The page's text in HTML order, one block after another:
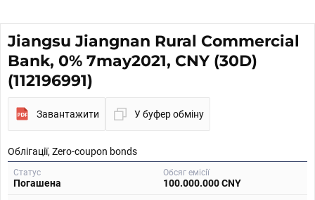
Jiangsu Jiangnan Rural Commercial
Bank, 0% 7may2021, CNY (30D)
(112196991)
Завантажити У буфер обміну
Облігації, Zero-coupon bonds
Статус
Погашена
Обсяг емісії
100.000.000 CNY